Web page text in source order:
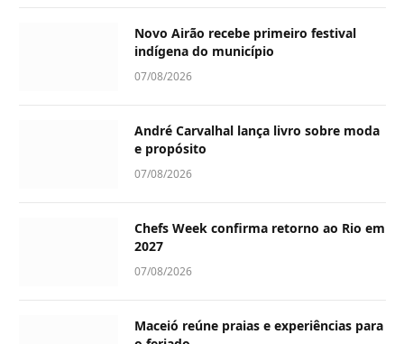
Novo Airão recebe primeiro festival
indígena do município
07/08/2026
André Carvalhal lança livro sobre moda
e propósito
07/08/2026
Chefs Week confirma retorno ao Rio em
2027
07/08/2026
Maceió reúne praias e experiências para